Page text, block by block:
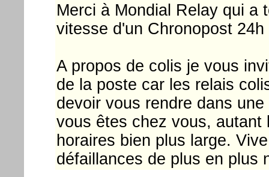
Merci à Mondial Relay qui a
vitesse d'un Chronopost
A propos de colis je vous
de la poste car les relais
devoir vous rendre dans
vous êtes chez vous, autant
horaires bien plus large.
défaillances de plus en plus